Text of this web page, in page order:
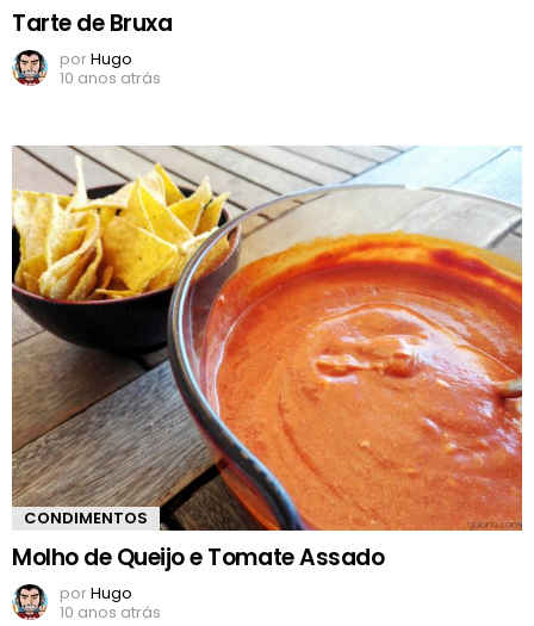
Tarte de Bruxa
porHugo
10 anos atrás
CONDIMENTOS
Molho de Queijo e Tomate Assado
porHugo
10 anos atrás